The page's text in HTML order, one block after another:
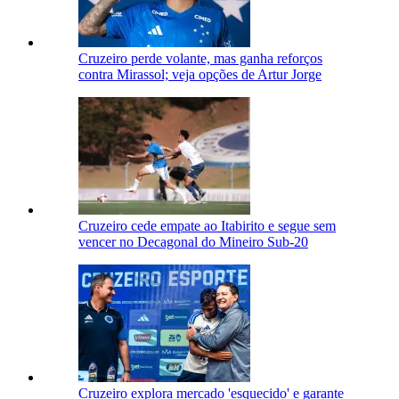
Cruzeiro perde volante, mas ganha reforços
contra Mirassol; veja opções de Artur Jorge
Cruzeiro cede empate ao Itabirito e segue sem
vencer no Decagonal do Mineiro Sub-20
Cruzeiro explora mercado 'esquecido' e garante